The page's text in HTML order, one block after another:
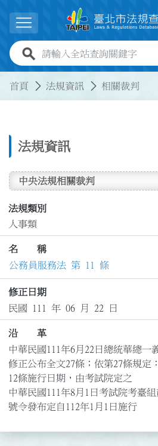
展開選單
全站查詢關鍵字欄位
首頁 法規資訊 相關裁判
法規資訊
中央法規相關裁判
法規類別
人事類
名 稱
公務員服務法 第 11 條
修正日期
民國 111 年 06 月 22 日
沿 革
中華民國111年6月22日總統華總一
修正公布全文27條；依第27條規定
12條施行日期，由考試院定之
中華民國111年8月1日考試院考臺組
號令發布定自112年1月1日施行